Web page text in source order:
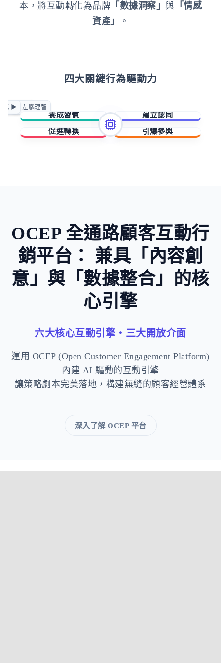
本，將互動轉化為品牌 「數據洞察」 與 「情感
資產」
。
四大關鍵行為驅動力
正向賦能
急迫驅動
◀ 左腦理智
感 ▶
養成習慣
擁有與成就
建立認同
歸屬與賦能
促進轉換 引爆參與
OCEP 全通路顧客互動行
銷平台： 兼具「內容創
意」與「數據整合」的核
心引擎
六大核心互動引擎・三大開放介面
運用 OCEP (Open Customer Engagement Platform)
內建 AI 驅動的互動引擎
讓策略劇本完美落地，構建無縫的顧客經營體系
深入了解 OCEP 平台